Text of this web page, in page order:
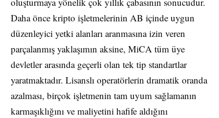
Daha önce kripto işletmelerinin AB içinde uygun
düzenleyici yetki alanları aranmasına izin veren
parçalanmış yaklaşımın aksine, MiCA tüm üye
devletler arasında geçerli olan tek tip standartlar
yaratmaktadır. Lisanslı operatörlerin dramatik oranda
azalması, birçok işletmenin tam uyum sağlamanın
karmaşıklığını ve maliyetini hafife aldığını